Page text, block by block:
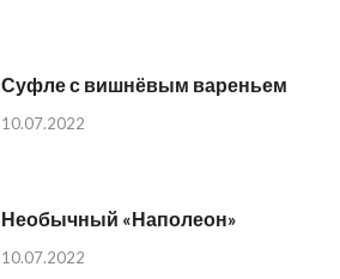
Суфле с вишнёвым вареньем
10.07.2022
Необычный «Наполеон»
10.07.2022